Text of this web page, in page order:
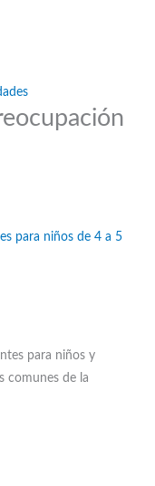
para niños de 4 a 5
para niños y
comunes de la